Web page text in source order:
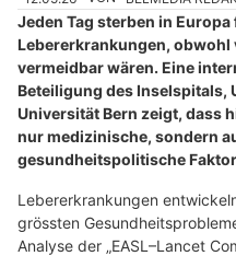
Jeden Tag sterben in
Lebererkrankungen, obwohl
vermeidbar wären. Eine
Beteiligung des Inselspitals,
Universität Bern zeigt, dass
nur medizinische, sondern
gesundheitspolitische
Lebererkrankungen
grössten
Analyse der „EASL–Lancet